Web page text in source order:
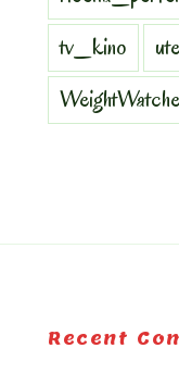
tv_kino
Recent